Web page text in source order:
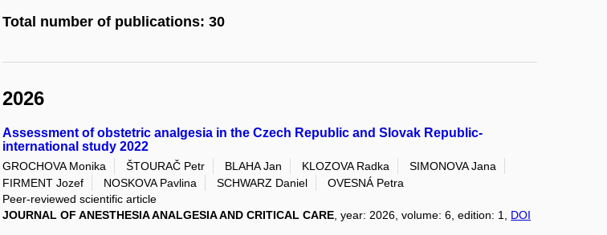
Total number of publications: 30
2026
Assessment of obstetric analgesia in the Czech Republic and Slovak Republic-
international study 2022
GROCHOVA Monika ŠTOURAČ Petr BLAHA Jan KLOZOVA Radka
SIMONOVA Jana
FIRMENT Jozef
NOSKOVA Pavlina SCHWARZ Daniel
OVESNÁ Petra
Peer-reviewed scientific article
JOURNAL OF ANESTHESIA ANALGESIA AND CRITICAL CARE , year: 2026, volume: 6, edition: 1, DOI